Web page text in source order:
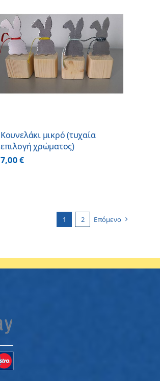
Κουνελάκι μικρό (τυχαία
επιλογή χρώματος)
7,00€
1 2 Επόμενο